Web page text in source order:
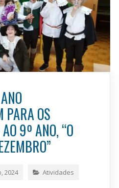
PARA OS
9º ANO, “O
2024 Atividades